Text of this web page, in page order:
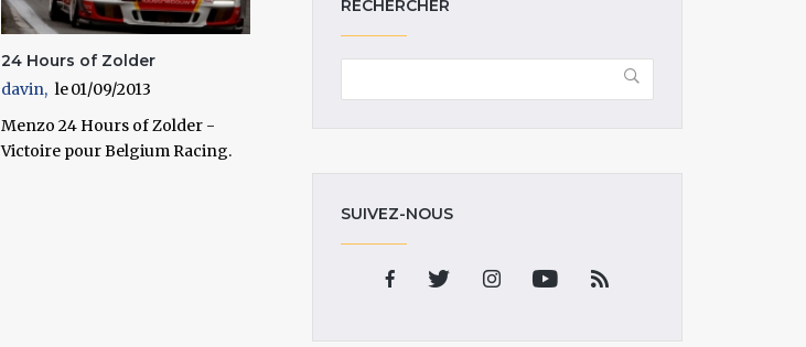
24 Hours of Zolder
davin
01/09/2013
Menzo 24 Hours of Zolder -
Victoire pour Belgium Racing.
RECHERCHER
SUIVEZ-NOUS